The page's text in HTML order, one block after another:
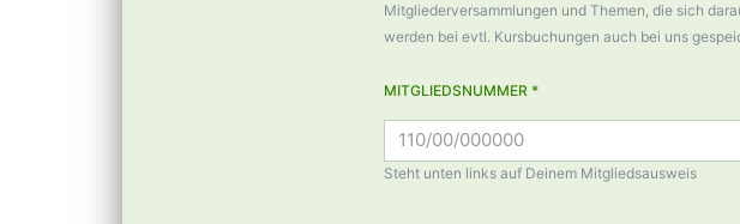
Mitgliederversammlungen und Themen, die sich
werden bei evtl. Kursbuchungen auch bei uns
MITGLIEDSNUMMER *
Steht unten links auf Deinem Mitgliedsausweis